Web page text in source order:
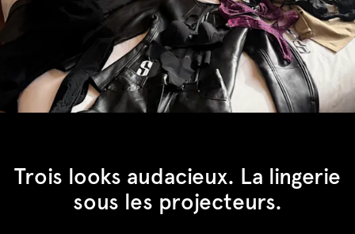
Trois looks audacieux. La lingerie
sous les projecteurs.